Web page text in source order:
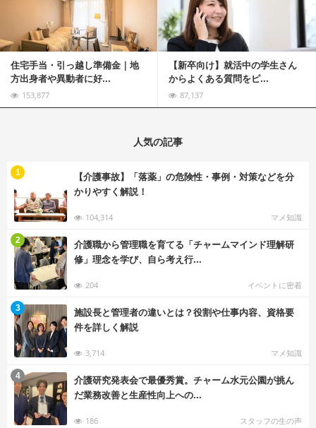
住宅手当・引っ越し準備金｜地
方出身者や異動者に好...
153,877
【新卒向け】就活中の学生さん
からよくある質問をピ...
87,137
人気の記事
【介護事故】「落薬」の危険性・事例・対策などを分
かりやすく解説！
104,314 マメ知識
1
介護職から管理職を育てる「チャームマインド理解研
修」理念を学び、自ら考え行...
204 イベントに密着
2
施設長と管理者の違いとは？役割や仕事内容、資格要
件を詳しく解説
3,714 マメ知識
3
介護研究発表会で最優秀賞。チャーム水元公園が挑ん
だ業務改善と生産性向上への...
186 スタッフの生の声
4